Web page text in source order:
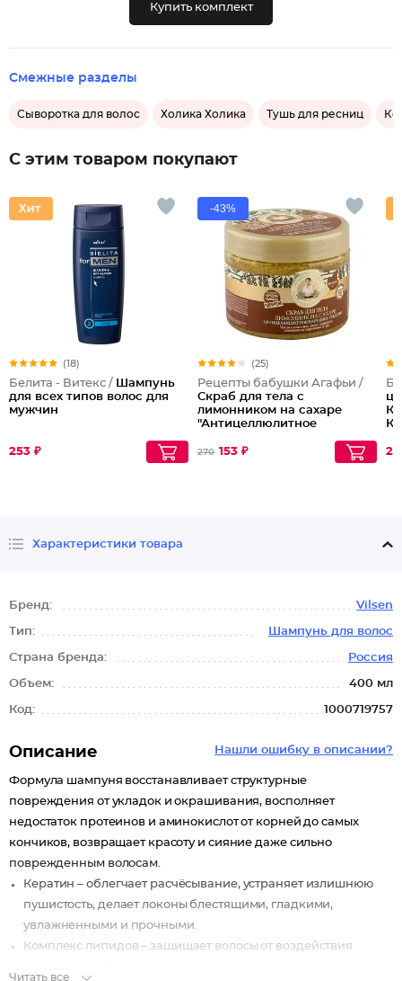
Купить комплект
Смежные разделы
Сыворотка для волос Холика Холика Тушь для ресниц
С этим товаром покупают
(18)
Белита - Витекс / Шампунь
для всех типов волос для
мужчин
253 ₽
-43%
(25)
Рецепты бабушки Агафьи /
Скраб для тела с
лимонником на сахаре
"Антицеллюлитное
270 153 ₽
Характеристики товара
Бренд: Vilsen
Тип: Шампунь для волос
Страна бренда: Россия
Объем: 400 мл
Код: 1000719757
Нашли ошибку в описании?
Описание
Формула шампуня восстанавливает структурные
повреждения от укладок и окрашивания, восполняет
недостаток протеинов и аминокислот от корней до самых
кончиков, возвращает красоту и сияние даже сильно
поврежденным волосам.
Кератин – облегчает расчёсывание, устраняет излишнюю
пушистость, делает локоны блестящими, гладкими,
увлажненными и прочными.
Комплекс липидов – защищает волосы от воздействия
Читать все